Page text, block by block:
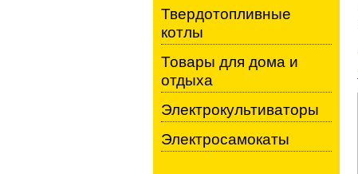
Твердотопливные
котлы
Товары для дома и
отдыха
Электрокультиваторы
Электросамокаты